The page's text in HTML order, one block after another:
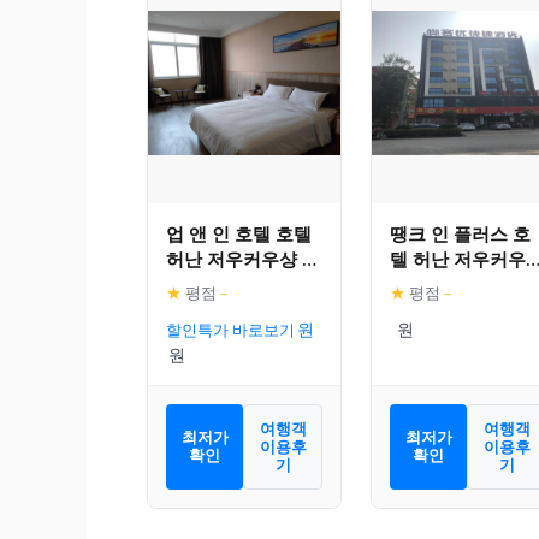
업 앤 인 호텔 호텔
허난 저우커우샹 시
티 광우 애비뉴 시
뱌오
★ 평점 –
할인특가 바로보기
최저가
확인
여행객
이용후
기
땡크 인 플러스 호
텔 허난 저우커우
화이양 카운티 신
로드
★ 평점 –
최저가
확인
여행객
이용후
기